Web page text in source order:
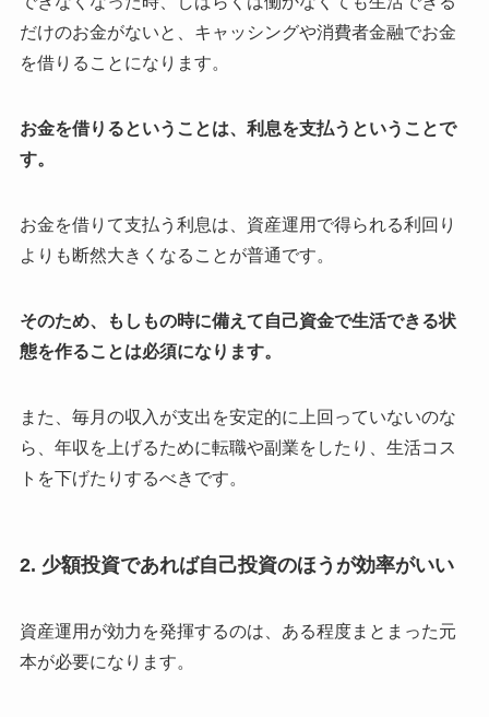
だけのお金がないと、キャッシングや消費者金融でお金
を借りることになります。
お金を借りるということは、利息を支払うということで
す。
お金を借りて支払う利息は、資産運用で得られる利回り
よりも断然大きくなることが普通です。
そのため、もしもの時に備えて自己資金で生活できる状
態を作ることは必須になります。
また、毎月の収入が支出を安定的に上回っていないのな
ら、年収を上げるために転職や副業をしたり、生活コス
トを下げたりするべきです。
2. 少額投資であれば自己投資のほうが効率がいい
資産運用が効力を発揮するのは、ある程度まとまった元
本が必要になります。